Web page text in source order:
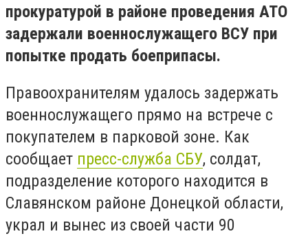
прокуратурой в районе проведения АТО
задержали военнослужащего ВСУ при
попытке продать боеприпасы.
Правоохранителям удалось задержать
военнослужащего прямо на встрече с
покупателем в парковой зоне. Как
сообщает пресс-служба СБУ, солдат,
подразделение которого находится в
Славянском районе Донецкой области,
украл и вынес из своей части 90